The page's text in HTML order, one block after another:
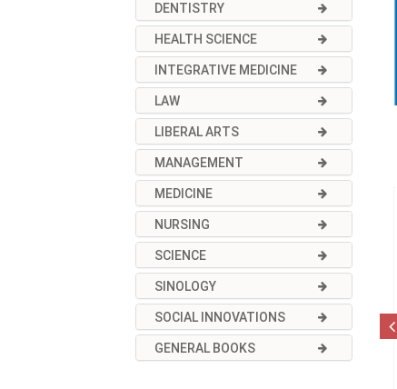
DENTISTRY
HEALTH SCIENCE
INTEGRATIVE MEDICINE
LAW
LIBERAL ARTS
MANAGEMENT
MEDICINE
NURSING
SCIENCE
SINOLOGY
SOCIAL INNOVATIONS
GENERAL BOOKS